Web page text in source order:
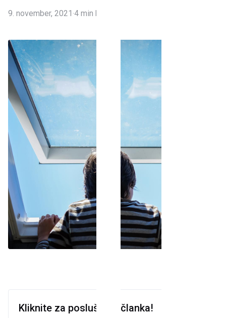
Okna, balkonska vrata
in drsni sistemi
9. november, 2021 .4 min branja
Kliknite za poslušanje članka!